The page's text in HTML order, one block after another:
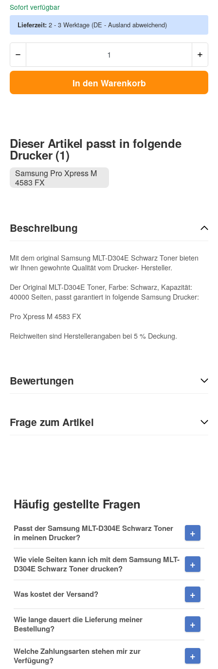
Sofort verfügbar
Lieferzeit: 2 - 3 Werktage (DE - Ausland abweichend)
In den Warenkorb
Dieser Artikel passt in folgende
Drucker (1)
Samsung Pro Xpress M
4583 FX
Beschreibung
Mit dem original Samsung MLT-D304E Schwarz Toner bieten
wir Ihnen gewohnte Qualität vom Drucker- Hersteller.
Der Original MLT-D304E Toner, Farbe: Schwarz, Kapazität:
40000 Seiten, passt garantiert in folgende Samsung Drucker:
Pro Xpress M 4583 FX
Reichweiten sind Herstellerangaben bei 5 % Deckung.
Bewertungen
Sie Anderen bei der Kaufentscheidung:
Frage zum Artikel
Nachname
Firma
Häufig gestellte Fragen
Passt der Samsung MLT-D304E Schwarz Toner
in meinen Drucker?
Wie viele Seiten kann ich mit dem Samsung MLT-
D304E Schwarz Toner drucken?
Was kostet der Versand?
Wie lange dauert die Lieferung meiner
Bestellung?
Welche Zahlungsarten stehen mir zur
Verfügung?